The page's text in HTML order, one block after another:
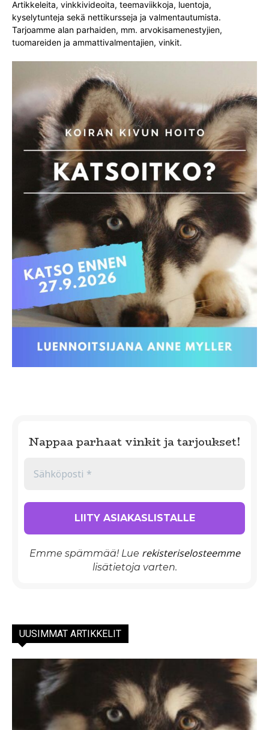
Artikkeleita, vinkkivideoita, teemaviikkoja, luentoja,
kyselytunteja sekä nettikursseja ja valmentautumista.
Tarjoamme alan parhaiden, mm. arvokisamenestyjien,
tuomareiden ja ammattivalmentajien, vinkit.
Nappaa parhaat vinkit ja tarjoukset!
Emme spämmää! Lue rekisteriselosteemme
lisätietoja varten.
UUSIMMAT ARTIKKELIT